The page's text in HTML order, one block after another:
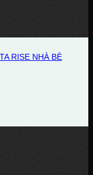
RISE NHÀ BÈ